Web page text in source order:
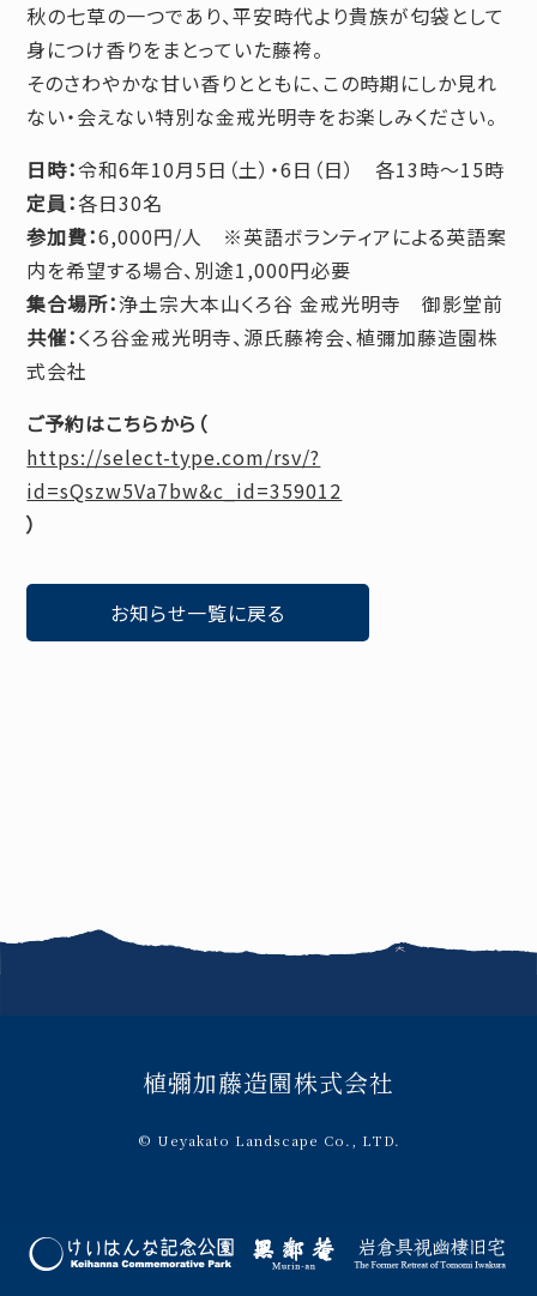
秋の七草の一つであり、平安時代より貴族が匂袋として
身につけ香りをまとっていた藤袴。
そのさわやかな甘い香りとともに、この時期にしか見れ
ない・会えない特別な金戒光明寺をお楽しみください。
日時：令和6年10月5日（土）・6日（日） 各13時～15時
定員：各日30名
参加費：6,000円/人 ※英語ボランティアによる英語案
内を希望する場合、別途1,000円必要
集合場所：浄土宗大本山くろ谷 金戒光明寺 御影堂前
共催：くろ谷金戒光明寺、源氏藤袴会、植彌加藤造園株
式会社
ご予約はこちらから（
https://select-type.com/rsv/?
id=sQszw5Va7bw&c_id=359012
）
お知らせ一覧に戻る
植彌加藤造園株式会社
© Ueyakato Landscape Co., LTD.